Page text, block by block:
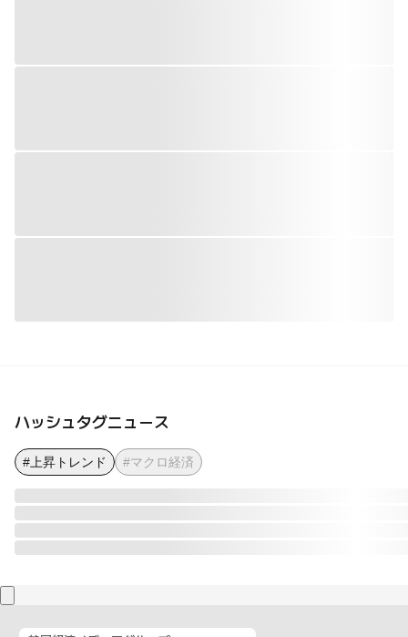
ハッシュタグニュース
#上昇トレンド #マクロ経済